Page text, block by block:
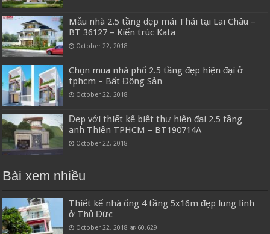
Mẫu nhà 2.5 tầng đẹp mái Thái tại Lai Châu –
BT 36127 – Kiến trúc Kata
October 22, 2018
Chọn mua nhà phố 2.5 tầng đẹp hiện đại ở
tphcm – Bất Động Sản
October 22, 2018
Đẹp với thiết kế biệt thự hiện đại 2.5 tầng
anh Thiện TPHCM – BT190714A
October 22, 2018
Bài xem nhiều
Thiết kế nhà ống 4 tầng 5x16m đẹp lung linh
ở Thủ Đức
October 22, 2018 60,629